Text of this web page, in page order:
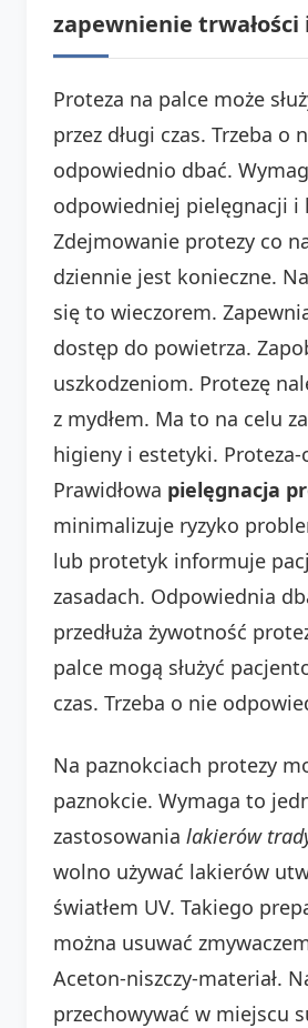
zapewnienie
Proteza na palce może
przez długi czas. Trzeba o
odpowiednio dbać.
odpowiedniej pielęgnacji i
Zdejmowanie protezy co
dziennie jest konieczne.
się to wieczorem.
dostęp do powietrza.
uszkodzeniom. Protezę
z mydłem. Ma to na celu
higieny i estetyki.
Prawidłowa pielęgnacja
minimalizuje ryzyko
lub protetyk informuje
zasadach. Odpowiednia
przedłuża żywotność
palce mogą służyć
czas. Trzeba o nie
Na paznokciach protezy
paznokcie. Wymaga to
zastosowania lakierów
wolno używać lakierów
światłem UV. Takiego
można usuwać
Aceton-niszczy-materiał.
przechowywać w miejscu